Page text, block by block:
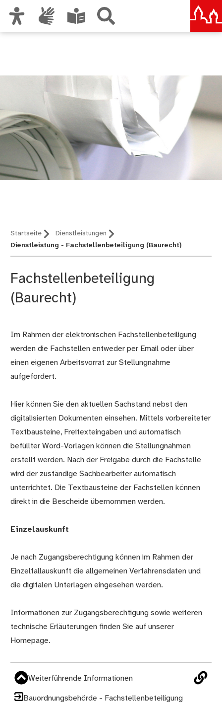
Startseite
Dienstleistungen
Dienstleistung - Fachstellenbeteiligung (Baurecht)
Fachstellenbeteiligung
(Baurecht)
Beschreibung
Im Rahmen der elektronischen Fachstellenbeteiligung
werden die Fachstellen entweder per Email oder über
einen eigenen Arbeitsvorrat zur Stellungnahme
aufgefordert.
Hier können Sie den aktuellen Sachstand nebst den
digitalisierten Dokumenten einsehen. Mittels vorbereiteter
Textbausteine, Freitexteingaben und automatisch
befüllter Word-Vorlagen können die Stellungnahmen
erstellt werden. Nach der Freigabe durch die Fachstelle
wird der zuständige Sachbearbeiter automatisch
unterrichtet. Die Textbausteine der Fachstellen können
direkt in die Bescheide übernommen werden.
Einzelauskunft
Je nach Zugangsberechtigung können im Rahmen der
Einzelfallauskunft die allgemeinen Verfahrensdaten und
die digitalen Unterlagen eingesehen werden.
Informationen zur Zugangsberechtigung sowie weiteren
technische Erläuterungen finden Sie auf unserer
Homepage.
Weiterführende Informationen
Bauordnungsbehörde - Fachstellenbeteiligung